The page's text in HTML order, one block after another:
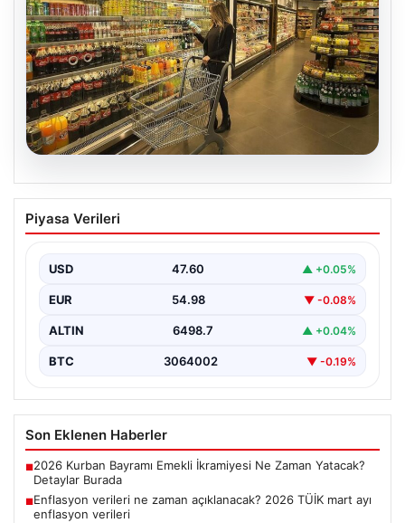
05.08.2026
Enflasyon verileri ne zaman
açıklanacak? 2026 TÜİK mart ayı
Piyasa Verileri
USD 47.60 ▲ +0.05%
EUR 54.98 ▼ -0.08%
ALTIN 6498.7 ▲ +0.04%
BTC 3064002 ▼ -0.19%
Son Eklenen Haberler
■2026 Kurban Bayramı Emekli İkramiyesi Ne Zaman Yatacak?
Detaylar Burada
■Enflasyon verileri ne zaman açıklanacak? 2026 TÜİK mart ayı
enflasyon verileri